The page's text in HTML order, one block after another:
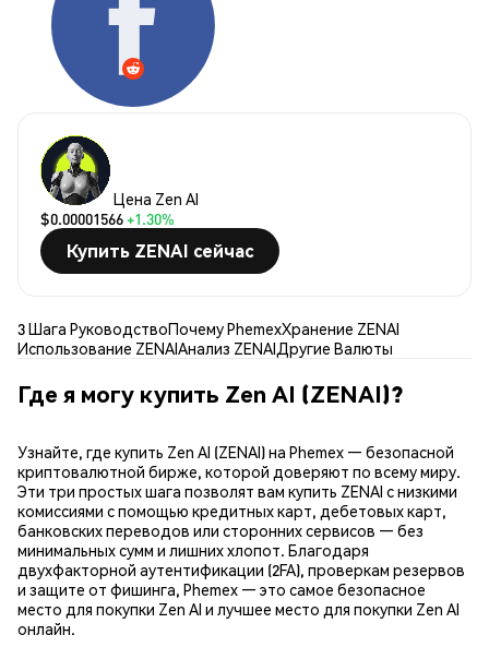
Цена Zen AI
$0.00001566+1.30%
Купить ZENAI сейчас
3 Шага РуководствоПочему PhemexХранение ZENAI
Использование ZENAIАнализ ZENAIДругие Валюты
Где я могу купить Zen AI (ZENAI)?
Узнайте, где купить Zen AI (ZENAI) на Phemex — безопасной
криптовалютной бирже, которой доверяют по всему миру.
Эти три простых шага позволят вам купить ZENAI с низкими
комиссиями с помощью кредитных карт, дебетовых карт,
банковских переводов или сторонних сервисов — без
минимальных сумм и лишних хлопот. Благодаря
двухфакторной аутентификации (2FA), проверкам резервов
и защите от фишинга, Phemex — это самое безопасное
место для покупки Zen AI и лучшее место для покупки Zen AI
онлайн.